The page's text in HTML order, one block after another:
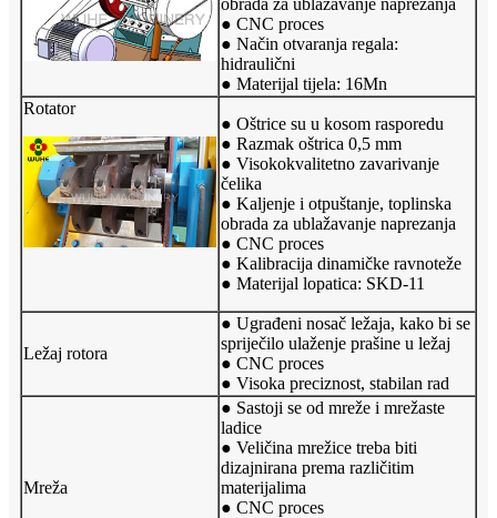
obrada za ublažavanje naprezanja
● CNC proces
● Način otvaranja regala:
hidraulični
● Materijal tijela: 16Mn
Rotator
● Oštrice su u kosom rasporedu
● Razmak oštrica 0,5 mm
● Visokokvalitetno zavarivanje
čelika
● Kaljenje i otpuštanje, toplinska
obrada za ublažavanje naprezanja
● CNC proces
● Kalibracija dinamičke ravnoteže
● Materijal lopatica: SKD-11
Ležaj rotora
● Ugrađeni nosač ležaja, kako bi se
spriječilo ulaženje prašine u ležaj
● CNC proces
● Visoka preciznost, stabilan rad
Mreža
● Sastoji se od mreže i mrežaste
ladice
● Veličina mrežice treba biti
dizajnirana prema različitim
materijalima
● CNC proces